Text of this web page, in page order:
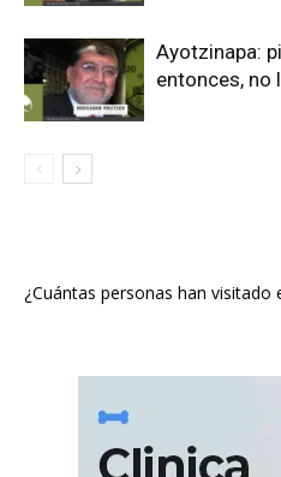
Ayotzinapa:
entonces, no
¿Cuántas personas han visitado